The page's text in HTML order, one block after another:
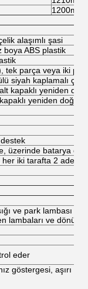
1200mm
alaşımlı şasi
boya ABS plastik
tek parça veya iki
siyah kaplamalı
kapaklı yeniden
yeniden
destek
üzerinde batarya
iki tarafta 2 adet
ve park lambası
lambaları ve dönüş
eder
göstergesi, aşırı